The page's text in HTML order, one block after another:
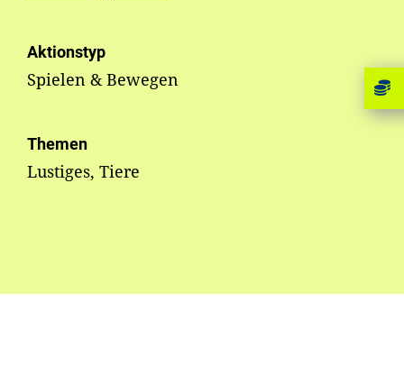
Aktionstyp
Spielen & Bewegen
Themen
Lustiges, Tiere